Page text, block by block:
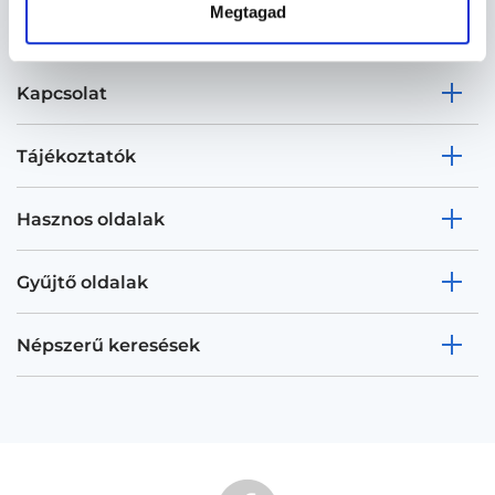
Megtagad
Kapcsolat
Tájékoztatók
Hasznos oldalak
Gyűjtő oldalak
Népszerű keresések